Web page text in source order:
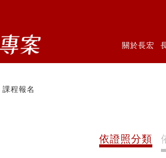
關於長宏
課程報名
依證照分類